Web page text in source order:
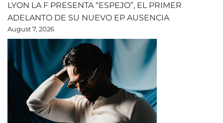
LYON LA F PRESENTA “ESPEJO”, EL PRIMER
ADELANTO DE SU NUEVO EP AUSENCIA
August 7, 2026